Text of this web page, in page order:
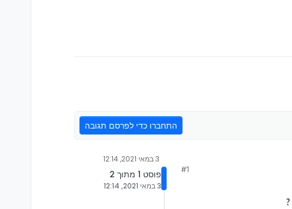
התחברו כדי לפרסם תגובה
#1
3 במאי 2021, 12:14
פוסט 1 מתוך 2
3 במאי 2021, 12:14